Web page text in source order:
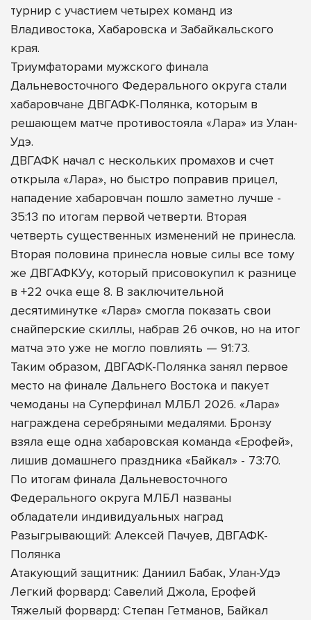
турнир с участием четырех команд из
Владивостока, Хабаровска и Забайкальского
края.
Триумфаторами мужского финала
Дальневосточного Федерального округа стали
хабаровчане ДВГАФК-Полянка, которым в
решающем матче противостояла «Лара» из Улан-
Удэ.
ДВГАФК начал с нескольких промахов и счет
открыла «Лара», но быстро поправив прицел,
нападение хабаровчан пошло заметно лучше -
35:13 по итогам первой четверти. Вторая
четверть существенных изменений не принесла.
Вторая половина принесла новые силы все тому
же ДВГАФКУу, который присовокупил к разнице
в +22 очка еще 8. В заключительной
десятиминутке «Лара» смогла показать свои
снайперские скиллы, набрав 26 очков, но на итог
матча это уже не могло повлиять — 91:73.
Таким образом, ДВГАФК-Полянка занял первое
место на финале Дальнего Востока и пакует
чемоданы на Суперфинал МЛБЛ 2026. «Лара»
награждена серебряными медалями. Бронзу
взяла еще одна хабаровская команда «Ерофей»,
лишив домашнего праздника «Байкал» - 73:70.
По итогам финала Дальневосточного
Федерального округа МЛБЛ названы
обладатели индивидуальных наград
Разыгрывающий: Алексей Пачуев, ДВГАФК-
Полянка
Атакующий защитник: Даниил Бабак, Улан-Удэ
Легкий форвард: Савелий Джола, Ерофей
Тяжелый форвард: Степан Гетманов, Байкал